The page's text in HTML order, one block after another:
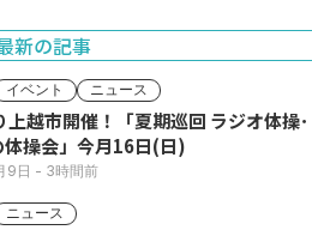
新の記事
イベント ニュース
上越市開催！「夏期巡回 ラジオ体操･
体操会」今月16日(日)
9日 - 3時間前
ニュース